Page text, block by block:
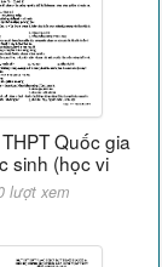
Quốc gia
sinh (học vi
lượt xem